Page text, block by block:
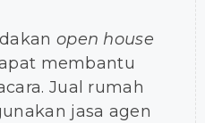
open house
membantu
Jual rumah
jasa agen